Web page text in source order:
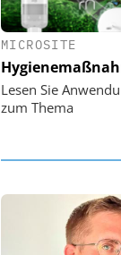
MICROSITE
Lesen Sie
zum ThemaOrdnung